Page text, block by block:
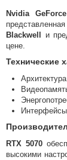
Nvidia
Blackwell
и
цене.​
Технические
RTX 5070
высокими